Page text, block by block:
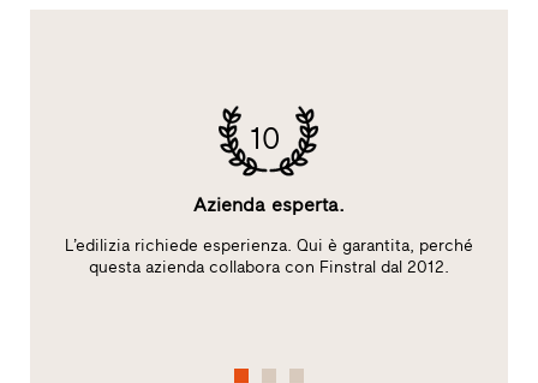
10
Azienda esperta.
L’edilizia richiede esperienza. Qui è garantita, perché
questa azienda collabora con Finstral dal 2012.